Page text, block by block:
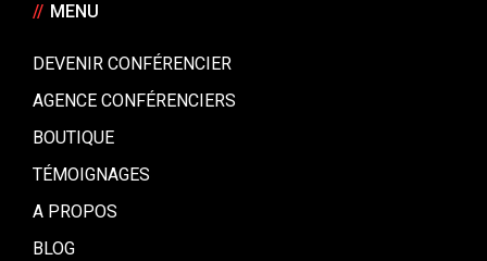
// MENU
DEVENIR CONFÉRENCIER
AGENCE CONFÉRENCIERS
BOUTIQUE
TÉMOIGNAGES
A PROPOS
BLOG